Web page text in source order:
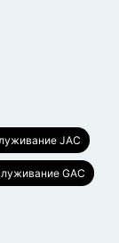
JAC
GAC